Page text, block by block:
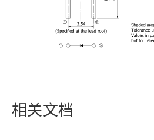
相关文档